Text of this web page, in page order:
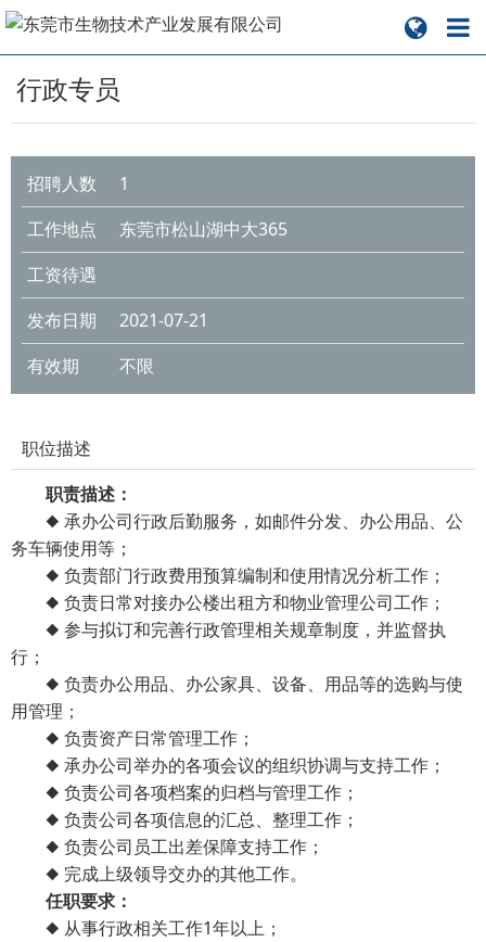
行政专员
招聘人数
1
工作地点
东莞市松山湖中大365
工资待遇
发布日期
2021-07-21
有效期
不限
职位描述
职责描述：
◆ 承办公司行政后勤服务，如邮件分发、办公用品、公
务车辆使用等；
◆ 负责部门行政费用预算编制和使用情况分析工作；
◆ 负责日常对接办公楼出租方和物业管理公司工作；
◆ 参与拟订和完善行政管理相关规章制度，并监督执
行；
◆ 负责办公用品、办公家具、设备、用品等的选购与使
用管理；
◆ 负责资产日常管理工作；
◆ 承办公司举办的各项会议的组织协调与支持工作；
◆ 负责公司各项档案的归档与管理工作；
◆ 负责公司各项信息的汇总、整理工作；
◆ 负责公司员工出差保障支持工作；
◆ 完成上级领导交办的其他工作。
任职要求：
◆ 从事行政相关工作1年以上；